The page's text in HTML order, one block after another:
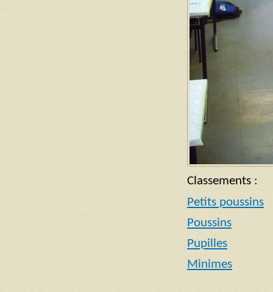
Classements :
Petits poussins
Poussins
Pupilles
Minimes